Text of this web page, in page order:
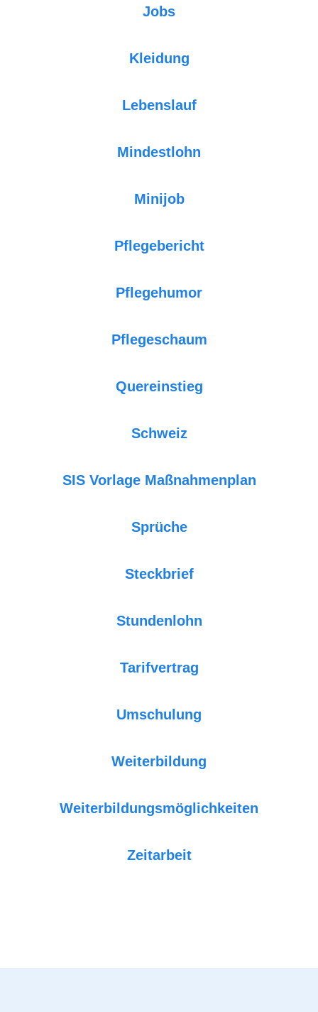
Jobs
Kleidung
Lebenslauf
Mindestlohn
Minijob
Pflegebericht
Pflegehumor
Pflegeschaum
Quereinstieg
Schweiz
SIS Vorlage Maßnahmenplan
Sprüche
Steckbrief
Stundenlohn
Tarifvertrag
Umschulung
Weiterbildung
Weiterbildungsmöglichkeiten
Zeitarbeit